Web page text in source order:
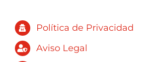
Política de Privacidad
Aviso Legal